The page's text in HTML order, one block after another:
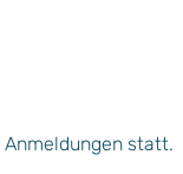
statt.